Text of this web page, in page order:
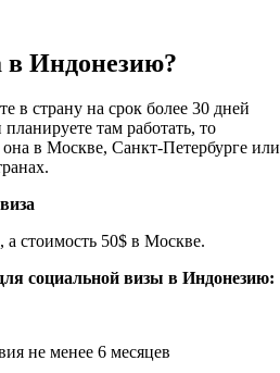
в Индонезию?
в страну на срок более 30 дней
там работать, то
она в Москве, Санкт-Петербурге или
а стоимость 50$ в Москве.
социальной визы в Индонезию:
не менее 6 месяцев